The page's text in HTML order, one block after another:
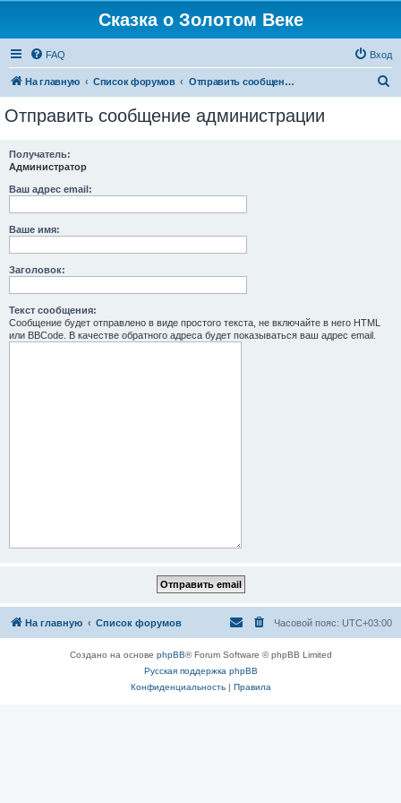
Сказка о Золотом Веке
FAQ Вход
На главную Список форумов Отправить сообщение администрации
Отправить сообщение администрации
Получатель:
Администратор
Ваш адрес email:
Ваше имя:
Заголовок:
Текст сообщения:
Сообщение будет отправлено в виде простого текста, не включайте в него HTML
или BBCode. В качестве обратного адреса будет показываться ваш адрес email.
На главную Список форумов Часовой пояс: UTC+03:00
Создано на основе phpBB® Forum Software © phpBB Limited
Русская поддержка phpBB
Конфиденциальность| Правила